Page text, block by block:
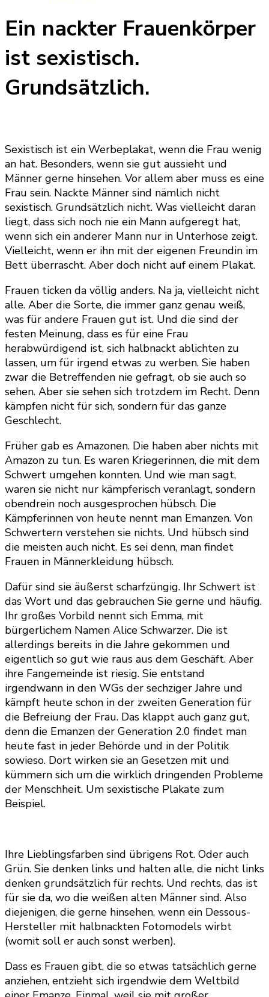
Ein nackter Frauenkörper
ist sexistisch.
Grundsätzlich.
Sexistisch ist ein Werbeplakat, wenn die Frau wenig
an hat. Besonders, wenn sie gut aussieht und
Männer gerne hinsehen. Vor allem aber muss es eine
Frau sein. Nackte Männer sind nämlich nicht
sexistisch. Grundsätzlich nicht. Was vielleicht daran
liegt, dass sich noch nie ein Mann aufgeregt hat,
wenn sich ein anderer Mann nur in Unterhose zeigt.
Vielleicht, wenn er ihn mit der eigenen Freundin im
Bett überrascht. Aber doch nicht auf einem Plakat.
Frauen ticken da völlig anders. Na ja, vielleicht nicht
alle. Aber die Sorte, die immer ganz genau weiß,
was für andere Frauen gut ist. Und die sind der
festen Meinung, dass es für eine Frau
herabwürdigend ist, sich halbnackt ablichten zu
lassen, um für irgend etwas zu werben. Sie haben
zwar die Betreffenden nie gefragt, ob sie auch so
sehen. Aber sie sehen sich trotzdem im Recht. Denn
kämpfen nicht für sich, sondern für das ganze
Geschlecht.
Früher gab es Amazonen. Die haben aber nichts mit
Amazon zu tun. Es waren Kriegerinnen, die mit dem
Schwert umgehen konnten. Und wie man sagt,
waren sie nicht nur kämpferisch veranlagt, sondern
obendrein noch ausgesprochen hübsch. Die
Kämpferinnen von heute nennt man Emanzen. Von
Schwertern verstehen sie nichts. Und hübsch sind
die meisten auch nicht. Es sei denn, man findet
Frauen in Männerkleidung hübsch.
Dafür sind sie äußerst scharfzüngig. Ihr Schwert ist
das Wort und das gebrauchen Sie gerne und häufig.
Ihr großes Vorbild nennt sich Emma, mit
bürgerlichem Namen Alice Schwarzer. Die ist
allerdings bereits in die Jahre gekommen und
eigentlich so gut wie raus aus dem Geschäft. Aber
ihre Fangemeinde ist riesig. Sie entstand
irgendwann in den WGs der sechziger Jahre und
kämpft heute schon in der zweiten Generation für
die Befreiung der Frau. Das klappt auch ganz gut,
denn die Emanzen der Generation 2.0 findet man
heute fast in jeder Behörde und in der Politik
sowieso. Dort wirken sie an Gesetzen mit und
kümmern sich um die wirklich dringenden Probleme
der Menschheit. Um sexistische Plakate zum
Beispiel.
Ihre Lieblingsfarben sind übrigens Rot. Oder auch
Grün. Sie denken links und halten alle, die nicht links
denken grundsätzlich für rechts. Und rechts, das ist
für sie da, wo die weißen alten Männer sind. Also
diejenigen, die gerne hinsehen, wenn ein Dessous-
Hersteller mit halbnackten Fotomodels wirbt
(womit soll er auch sonst werben).
Dass es Frauen gibt, die so etwas tatsächlich gerne
anziehen, entzieht sich irgendwie dem Weltbild